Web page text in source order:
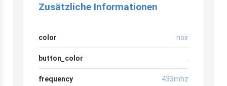
Zusätzliche Informationen
color noir
button_color
frequency 433mhz